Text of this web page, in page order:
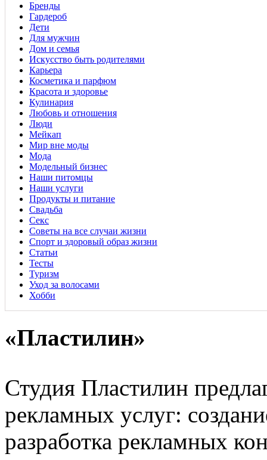
Бренды
Гардероб
Дети
Для мужчин
Дом и семья
Искусство быть родителями
Карьера
Косметика и парфюм
Красота и здоровье
Кулинария
Любовь и отношения
Люди
Мейкап
Мир вне моды
Мода
Модельный бизнес
Наши питомцы
Наши услуги
Продукты и питание
Свадьба
Секс
Советы на все случаи жизни
Спорт и здоровый образ жизни
Статьи
Тесты
Туризм
Уход за волосами
Хобби
«Пластилин»
Студия Пластилин
рекламных услуг:
разработка рекламных